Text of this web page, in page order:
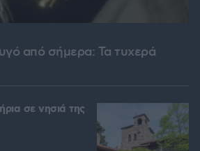
από σήμερα: Τα τυχερά
σε νησιά της